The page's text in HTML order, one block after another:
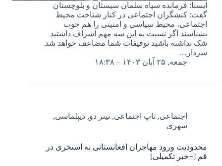
ایسنا: فرمانده سپاه سلمان سیستان و بلوچستان
گفت: کنشگران اجتماعی در کنار شناخت محیط
اجتماعی، محیط سیاسی و امنیتی را هم خوب
بشناسند اگر نسبت به این سه مهم اشراف داشتید
شک نداشته باشید توفیقات شما مضاعف خواهد شد.
سردار…
جمعه, ۲۵ آبان ۱۴۰۳ – ۱۸:۳۸
اجتماعی, تاپ اجتماعی, تیتر دو, دیپلماسی,
شهری
محدودیت ورود مهاجران افغانستانی به استخری در
قم [+خبر تکمیلی]